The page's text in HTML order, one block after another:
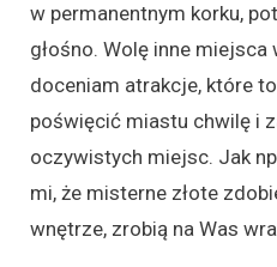
w permanentnym korku,
głośno. Wolę inne
doceniam atrakcje, które
poświęcić miastu chwilę i
oczywistych miejsc. Jak
mi, że misterne złote
wnętrze, zrobią na Was